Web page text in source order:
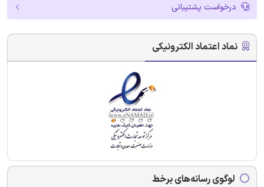
درخواست پشتیبانی
نماد اعتماد الکترونیکی
لوگوی رسانه‌های برخط